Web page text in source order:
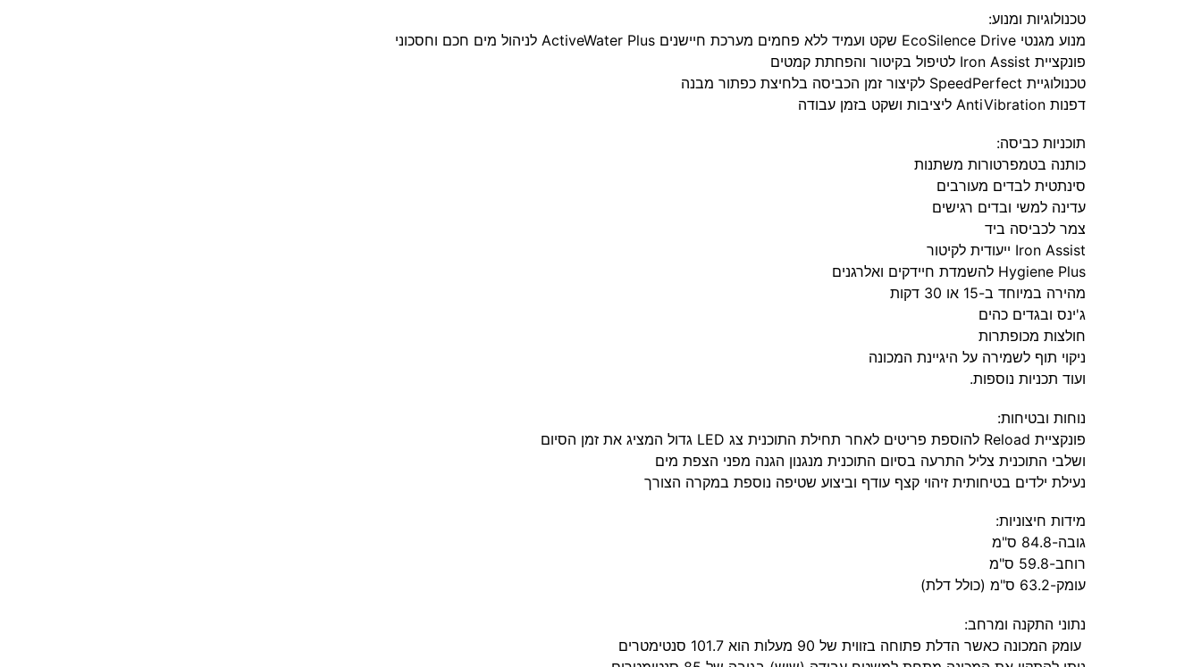
טכנולוגיות ומנוע:
מנוע מגנטי EcoSilence Drive שקט ועמיד ללא פחמים מערכת חיישנים ActiveWater Plus לניהול מים חכם וחסכוני
פונקציית Iron Assist לטיפול בקיטור והפחתת קמטים
טכנולוגיית SpeedPerfect לקיצור זמן הכביסה בלחיצת כפתור מבנה
דפנות AntiVibration ליציבות ושקט בזמן עבודה
תוכניות כביסה:
כותנה בטמפרטורות משתנות
סינתטית לבדים מעורבים
עדינה למשי ובדים רגישים
צמר לכביסה ביד
Iron Assist ייעודית לקיטור
Hygiene Plus להשמדת חיידקים ואלרגנים
מהירה במיוחד ב-15 או 30 דקות
ג'ינס ובגדים כהים
חולצות מכופתרות
ניקוי תוף לשמירה על היגיינת המכונה
ועוד תכניות נוספות.
נוחות ובטיחות:
פונקציית Reload להוספת פריטים לאחר תחילת התוכנית צג LED גדול המציג את זמן הסיום
ושלבי התוכנית צליל התרעה בסיום התוכנית מנגנון הגנה מפני הצפת מים
נעילת ילדים בטיחותית זיהוי קצף עודף וביצוע שטיפה נוספת במקרה הצורך
מידות חיצוניות:
גובה-84.8 ס"מ
רוחב-59.8 ס"מ
עומק-63.2 ס"מ (כולל דלת)
נתוני התקנה ומרחב:
עומק המכונה כאשר הדלת פתוחה בזווית של 90 מעלות הוא 101.7 סנטימטרים